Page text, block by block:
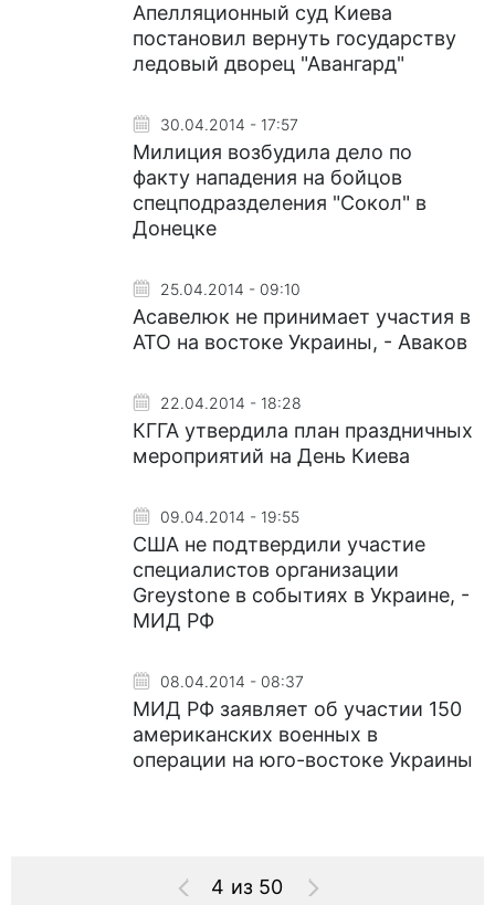
Апелляционный суд Киева
постановил вернуть государству
ледовый дворец "Авангард"
30.04.2014 - 17:57
Милиция возбудила дело по
факту нападения на бойцов
спецподразделения "Сокол" в
Донецке
25.04.2014 - 09:10
Асавелюк не принимает участия в
АТО на востоке Украины, - Аваков
22.04.2014 - 18:28
КГГА утвердила план праздничных
мероприятий на День Киева
09.04.2014 - 19:55
США не подтвердили участие
специалистов организации
Greystone в событиях в Украине, -
МИД РФ
08.04.2014 - 08:37
МИД РФ заявляет об участии 150
американских военных в
операции на юго-востоке Украины
4 из 50